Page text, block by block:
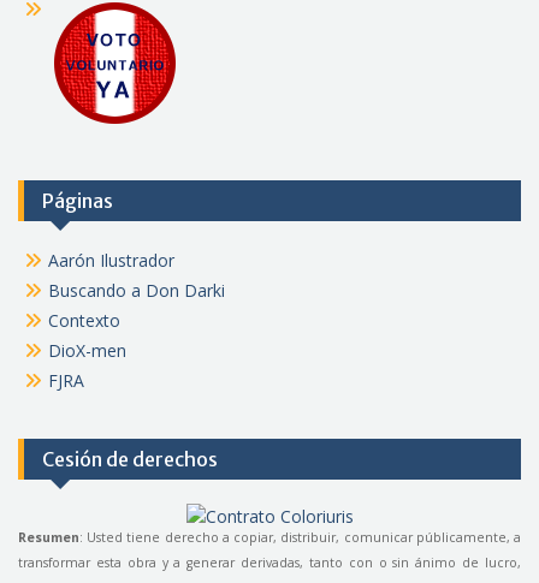
Páginas
Aarón Ilustrador
Buscando a Don Darki
Contexto
DioX-men
FJRA
Cesión de derechos
Resumen: Usted tiene derecho a copiar, distribuir, comunicar públicamente, a
transformar esta obra y a generar derivadas, tanto con o sin ánimo de lucro,